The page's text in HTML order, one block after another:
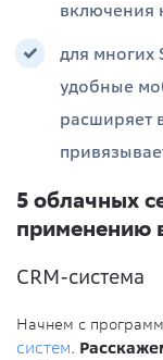
включения
для многих
удобные
расширяет
5 облачных
применению
CRM-система
Начнем с
систем.